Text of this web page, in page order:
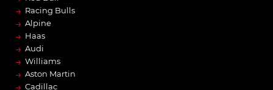
→ Racing Bulls
→ Alpine
→ Haas
→ Audi
→ Williams
→ Aston Martin
→ Cadillac